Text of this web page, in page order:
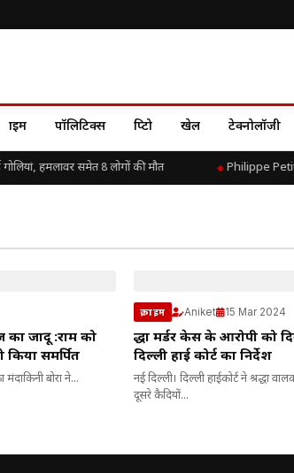
क्राइम पॉलिटिक्स क्रिप्टो खेल टेक्नोलॉजी
हमलावर समेत 8 लोगों की मौत Philippe
का जादू :राम को
समर्पित
बोरा ने...
क्राइम Aniket 15 Mar 2024
श्रद्धा मर्डर केस के आरोपी
दिल्ली हाई कोर्ट का निर्देश
नई दिल्ली। दिल्ली हाईकोर्ट ने श्रद्धा
दूसरे कैदियों...